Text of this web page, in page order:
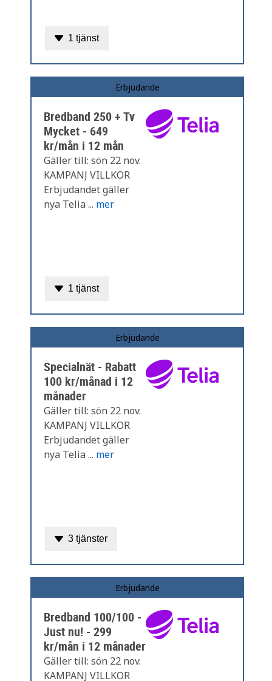
1 tjänst
Erbjudande
Bredband 250 + Tv
Mycket - 649
kr/mån i 12 mån
Gäller till: sön 22 nov.
KAMPANJ VILLKOR
Erbjudandet gäller
nya Telia ... mer
1 tjänst
Erbjudande
Specialnät - Rabatt
100 kr/månad i 12
månader
Gäller till: sön 22 nov.
KAMPANJ VILLKOR
Erbjudandet gäller
nya Telia ... mer
3 tjänster
Erbjudande
Bredband 100/100 -
Just nu! - 299
kr/mån i 12 månader
Gäller till: sön 22 nov.
KAMPANJ VILLKOR